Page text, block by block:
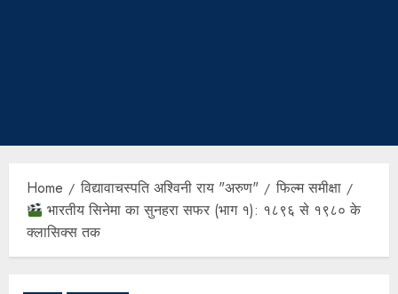
Home विद्यावाचस्पति अश्विनी राय "अरुण"
फिल्म समीक्षा
भारतीय सिनेमा का सुनहरा सफर (भाग १): १८९६ से १९८० के
क्लासिक्स तक